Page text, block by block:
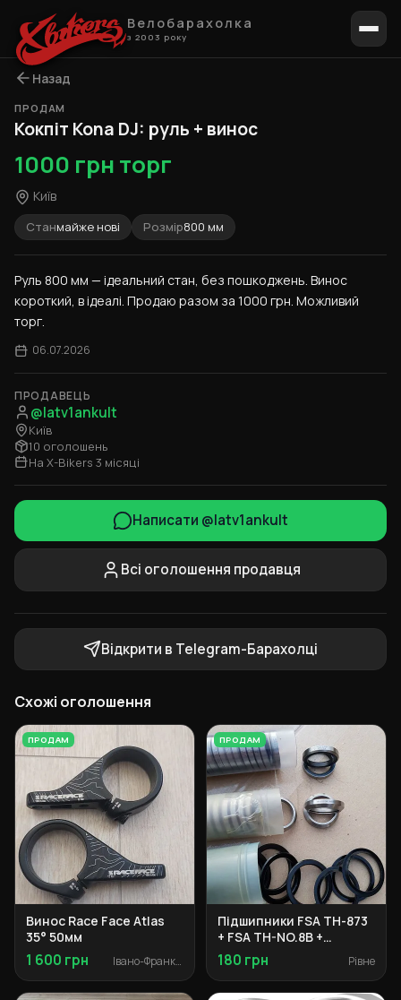
Велобарахолка
з 2003 року
Назад
ПРОДАМ
Кокпіт Kona DJ: руль + винос
1000 грн торг
Київ
Станмайже нові Розмір800 мм
Руль 800 мм — ідеальний стан, без пошкоджень. Винос
короткий, в ідеалі. Продаю разом за 1000 грн. Можливий
торг.
06.07.2026
ПРОДАВЕЦЬ
@latv1ankult
Київ
10 оголошень
На X-Bikers 3 місяці
Написати @latv1ankult
Всі оголошення продавця
Відкрити в Telegram-Барахолці
Схожі оголошення
ПРОДАМ
Винос Race Face Atlas
35° 50мм
1 600 грн Івано-Франківськ
ПРОДАМ
Підшипники FSA TH-873
+ FSA TH-NO.8B +
запчастини рульової
180 грн Рівне